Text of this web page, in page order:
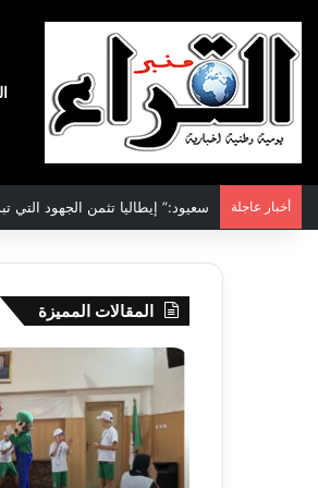
أخبار عاجلة سعيود:” إيطاليا تثمن الجهود التي
المقالات المميزة
جيجل:
انطلاق
المخيم
لفائدة